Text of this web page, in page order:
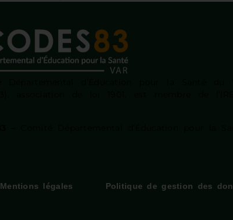
Mentions légales Politique de gestion des